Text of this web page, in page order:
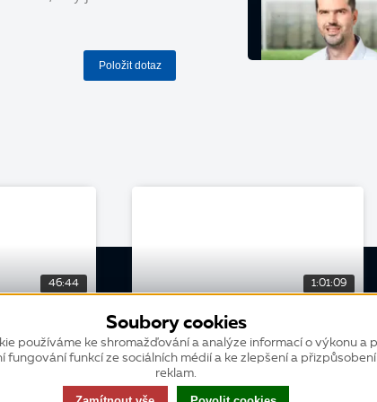
Položit dotaz
46:44
Plán nákupu
1:01:09
WEBINÁŘ
Produkce obalů EKO-KOM
Soubory cookies
používáme ke shromažďování a analýze informací o výkonu a
fungování funkcí ze sociálních médií a ke zlepšení a
reklam.